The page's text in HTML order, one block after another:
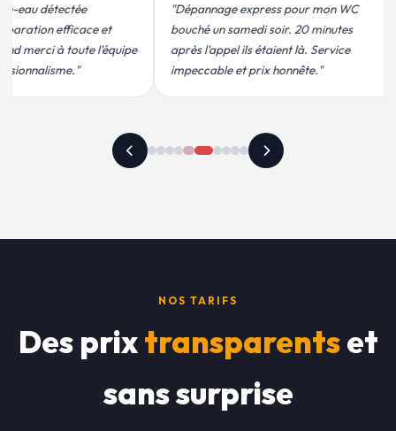
mon WC
minutes
Service
"Remplacement de mon chauffe-eau en
moins de 2h. Équipe très pro, devis
conforme, chantier propre. Je
recommande vivement."
NOS TARIFS
Des prixtransparentset
sans surprise